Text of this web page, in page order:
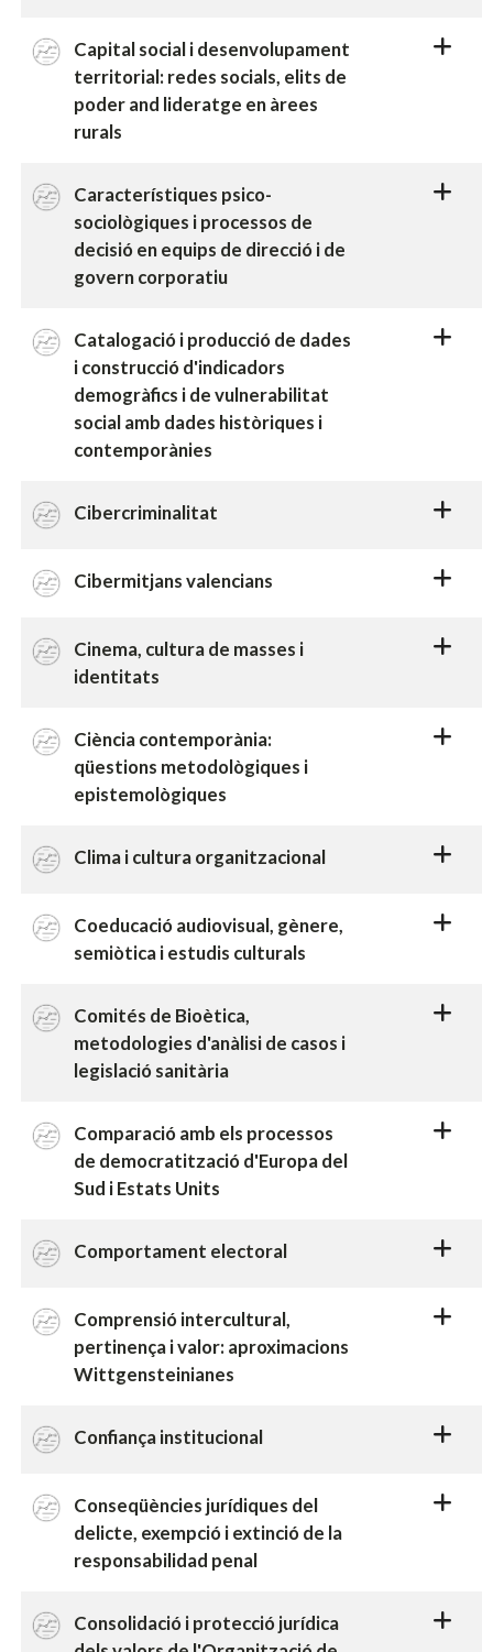
Capital social i desenvolupament
territorial: redes socials, elits de
poder and lideratge en àrees
rurals
Característiques psico-
sociològiques i processos de
decisió en equips de direcció i de
govern corporatiu
Catalogació i producció de dades
i construcció d'indicadors
demogràfics i de vulnerabilitat
social amb dades històriques i
contemporànies
Cibercriminalitat
Cibermitjans valencians
Cinema, cultura de masses i
identitats
Ciència contemporània:
qüestions metodològiques i
epistemològiques
Clima i cultura organitzacional
Coeducació audiovisual, gènere,
semiòtica i estudis culturals
Comités de Bioètica,
metodologies d'anàlisi de casos i
legislació sanitària
Comparació amb els processos
de democratització d'Europa del
Sud i Estats Units
Comportament electoral
Comprensió intercultural,
pertinença i valor: aproximacions
Wittgensteinianes
Confiança institucional
Conseqüències jurídiques del
delicte, exempció i extinció de la
responsabilidad penal
Consolidació i protecció jurídica